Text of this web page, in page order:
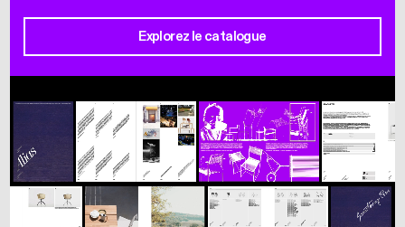
Explorez le catalogue